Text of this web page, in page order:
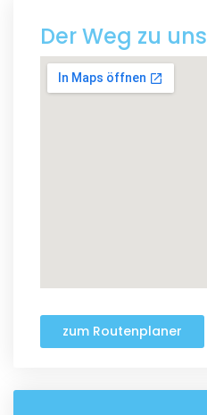
Der Weg zu uns
zum Routenplaner